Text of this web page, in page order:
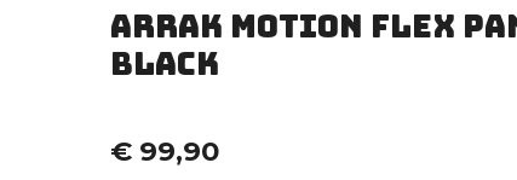
Arrak Motion Flex
black
€ 99,90